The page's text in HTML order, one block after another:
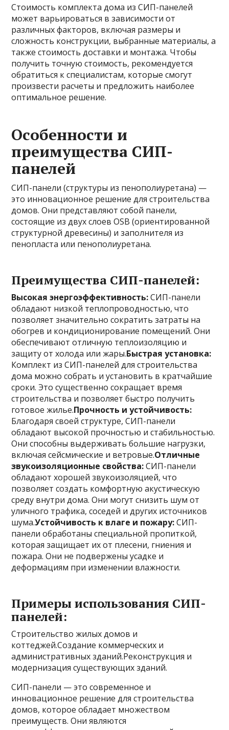
Стоимость комплекта дома из СИП-панелей
может варьироваться в зависимости от
различных факторов, включая размеры и
сложность конструкции, выбранные материалы, а
также стоимость доставки и монтажа. Чтобы
получить точную стоимость, рекомендуется
обратиться к специалистам, которые смогут
произвести расчеты и предложить наиболее
оптимальное решение.
Особенности и
преимущества СИП-
панелей
СИП-панели (структуры из пенополиуретана) —
это инновационное решение для строительства
домов. Они представляют собой панели,
состоящие из двух слоев OSB (ориентированной
структурной древесины) и заполнителя из
пенопласта или пенополиуретана.
Преимущества СИП-панелей:
Высокая энергоэффективность:СИП-панели
обладают низкой теплопроводностью, что
позволяет значительно сократить затраты на
обогрев и кондиционирование помещений. Они
обеспечивают отличную теплоизоляцию и
защиту от холода или жары.Быстрая установка:
Комплект из СИП-панелей для строительства
дома можно собрать и установить в кратчайшие
сроки. Это существенно сокращает время
строительства и позволяет быстро получить
готовое жилье.Прочность и устойчивость:
Благодаря своей структуре, СИП-панели
обладают высокой прочностью и стабильностью.
Они способны выдерживать большие нагрузки,
включая сейсмические и ветровые.Отличные
звукоизоляционные свойства:СИП-панели
обладают хорошей звукоизоляцией, что
позволяет создать комфортную акустическую
среду внутри дома. Они могут снизить шум от
уличного трафика, соседей и других источников
шума.Устойчивость к влаге и пожару:СИП-
панели обработаны специальной пропиткой,
которая защищает их от плесени, гниения и
пожара. Они не подвержены усадке и
деформациям при изменении влажности.
Примеры использования СИП-
панелей:
Строительство жилых домов и
коттеджей.Создание коммерческих и
административных зданий.Реконструкция и
модернизация существующих зданий.
СИП-панели — это современное и
инновационное решение для строительства
домов, которое обладает множеством
преимуществ. Они являются